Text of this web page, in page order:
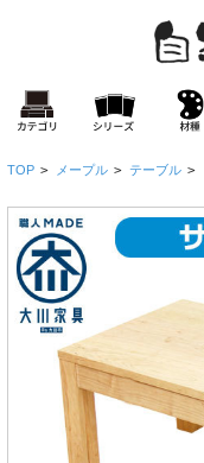
TOP > メープル > テーブル >